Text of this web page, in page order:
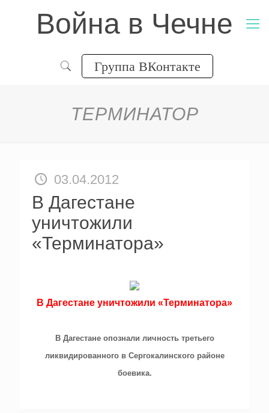
Война в Чечне
Группа ВКонтакте
ТЕРМИНАТОР
03.04.2012
В Дагестане
уничтожили
«Терминатора»
В Дагестане уничтожили «Терминатора»
В Дагестане опознали личность третьего
ликвидированного в Сергокалинского районе
боевика.